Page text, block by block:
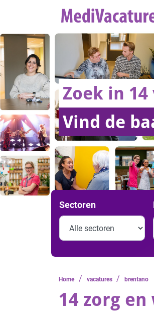
Zoek in
Vind de
Sectoren
Home / vacatures / brentano
14 zorg